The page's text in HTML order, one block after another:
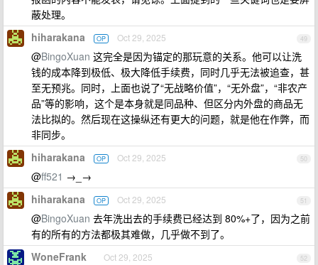
蔽处理。
49
hiharakana OP Oct 29, 2025
@BingoXuan 这完全是因为锚定的那玩意的关系。他可以让洗
钱的成本降到极低、极大降低手续费，同时几乎无法被追查，甚
至无预兆。同时，上面也说了“无战略价值”，“无外盘”，“非农产
品”等的影响，这个是本身就是同品种、但区分内外盘的商品无
法比拟的。然后现在这操纵还有更大的问题，就是他在作弊，而
非同步。
50
hiharakana OP Oct 29, 2025
@ff521 →_→
51
hiharakana OP Oct 29, 2025
@BingoXuan 去年洗出去的手续费已经达到 80%+了，因为之前
有的所有的方法都极其难做，几乎做不到了。
52
WoneFrank Oct 29, 2025